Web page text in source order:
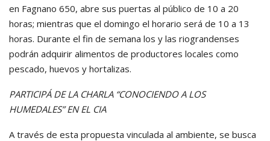
en Fagnano 650, abre sus puertas al público de 10 a 20
horas; mientras que el domingo el horario será de 10 a 13
horas. Durante el fin de semana los y las riograndenses
podrán adquirir alimentos de productores locales como
pescado, huevos y hortalizas.
PARTICIPÁ DE LA CHARLA “CONOCIENDO A LOS
HUMEDALES” EN EL CIA
A través de esta propuesta vinculada al ambiente, se busca